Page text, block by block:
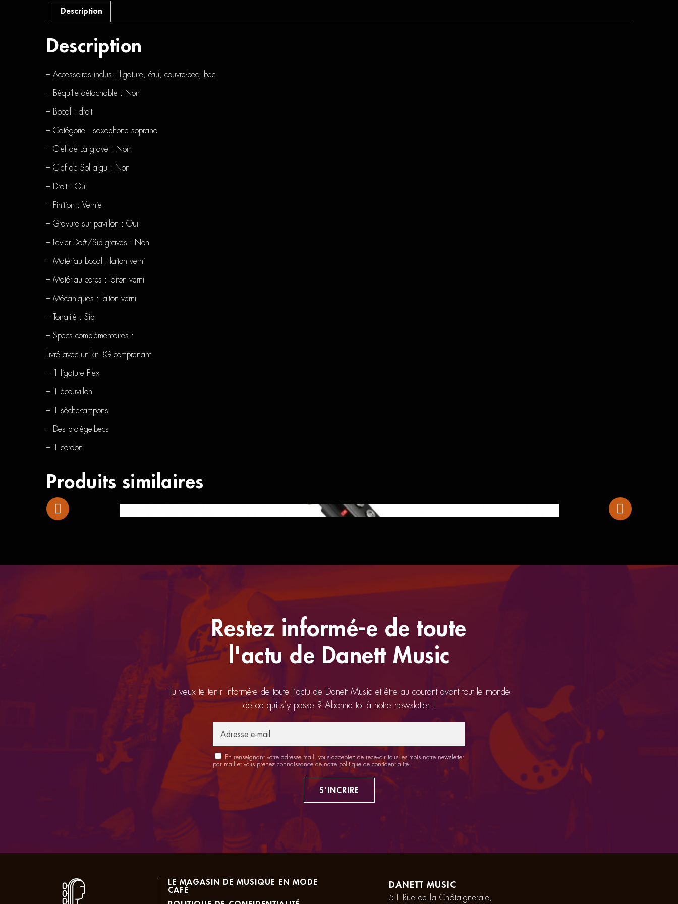
Description
Description
– Accessoires inclus : ligature, étui, couvre-bec, bec
– Béquille détachable : Non
– Bocal : droit
– Catégorie : saxophone soprano
– Clef de La grave : Non
– Clef de Sol aigu : Non
– Droit : Oui
– Finition : Vernie
– Gravure sur pavillon : Oui
– Levier Do#/Sib graves : Non
– Matériau bocal : laiton verni
– Matériau corps : laiton verni
– Mécaniques : laiton verni
– Tonalité : Sib
– Specs complémentaires :
Livré avec un kit BG comprenant
– 1 ligature Flex
– 1 écouvillon
– 1 sèche-tampons
– Des protège-becs
– 1 cordon
Produits similaires
Hohner Melodica 32
Restez informé-e de toute
l'actu de Danett Music
Tu veux te tenir informé-e de toute l’actu de Danett Music et être au courant avant tout le monde
de ce qui s’y passe ? Abonne toi à notre newsletter !
En renseignant votre adresse mail, vous acceptez de recevoir tous les mois notre newsletter
par mail et vous prenez connaissance de notre politique de confidentialité
S'INCRIRE
LE MAGASIN DE MUSIQUE EN MODE
CAFÉ
DANETT MUSIC
51 Rue de la Châtaigneraie,